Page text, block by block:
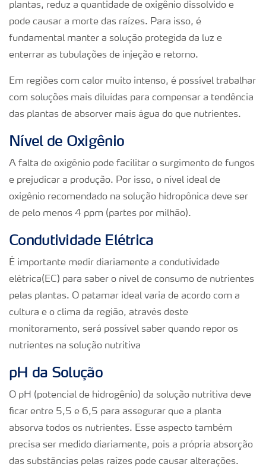
plantas, reduz a quantidade de oxigênio dissolvido e
pode causar a morte das raízes. Para isso, é
fundamental manter a solução protegida da luz e
enterrar as tubulações de injeção e retorno.
Em regiões com calor muito intenso, é possível trabalhar
com soluções mais diluídas para compensar a tendência
das plantas de absorver mais água do que nutrientes.
Nível de Oxigênio
A falta de oxigênio pode facilitar o surgimento de fungos
e prejudicar a produção. Por isso, o nível ideal de
oxigênio recomendado na solução hidropônica deve ser
de pelo menos 4 ppm (partes por milhão).
Condutividade Elétrica
É importante medir diariamente a condutividade
elétrica(EC) para saber o nível de consumo de nutrientes
pelas plantas. O patamar ideal varia de acordo com a
cultura e o clima da região, através deste
monitoramento, será possível saber quando repor os
nutrientes na solução nutritiva
pH da Solução
O pH (potencial de hidrogênio) da solução nutritiva deve
ficar entre 5,5 e 6,5 para assegurar que a planta
absorva todos os nutrientes. Esse aspecto também
precisa ser medido diariamente, pois a própria absorção
das substâncias pelas raízes pode causar alterações.